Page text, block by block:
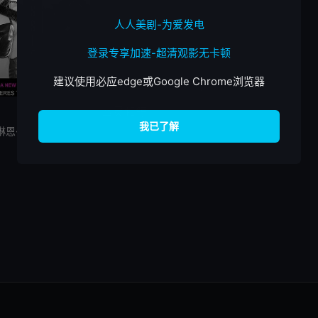
已完结 HD中字
幽灵和鲸
人人美剧-为爱发电
登录专享加速-超清观影无卡顿
建议使用必应edge或Google Chrome浏览器